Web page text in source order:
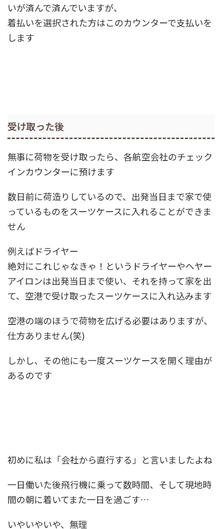
いが済んで済んでいますが、
着払いを選択された方はこのカウンターで支払いを
します
受け取った後
無事に荷物を受け取ったら、各航空会社のチェック
インカウンターに預けます
数日前に荷造りしているので、出発当日まで家で使
っているものをスーツケースに入れることができま
せん
例えばドライヤー
絶対にこれじゃなきゃ！というドライヤーやヘヤー
アイロンは出発当日まで使い、それを持って家を出
て、空港で受け取ったスーツケースに入れ込みます
空港の端のほうで荷物を広げる必要はありますが、
仕方ありません(笑)
しかし、その他にも一度スーツケースを開く理由が
あるのです
初めに私は「会社から直行する」と言いましたよね
一日働いた後飛行機に乗って数時間、そして現地時
間の朝に着いてまた一日を過ごす…
いやいやいや、無理